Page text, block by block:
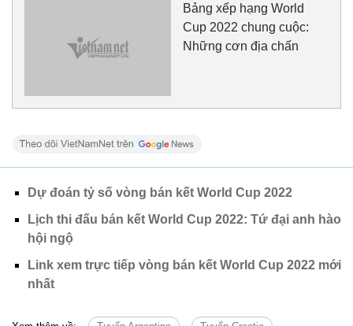
Bảng xếp hạng World
Cup 2022 chung cuộc:
Những cơn địa chấn
Dự đoán tỷ số vòng bán kết World Cup 2022
Lịch thi đấu bán kết World Cup 2022: Tứ đại anh hào
hội ngộ
Link xem trực tiếp vòng bán kết World Cup 2022 mới
nhất